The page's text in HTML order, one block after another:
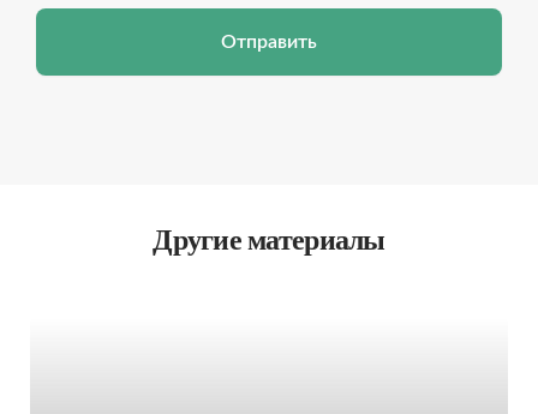
Отправить
Другие материалы